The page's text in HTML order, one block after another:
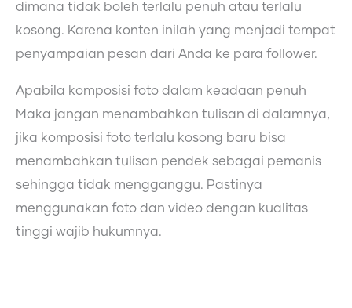
dimana tidak boleh terlalu penuh atau terlalu
kosong. Karena konten inilah yang menjadi tempat
penyampaian pesan dari Anda ke para follower.
Apabila komposisi foto dalam keadaan penuh
Maka jangan menambahkan tulisan di dalamnya,
jika komposisi foto terlalu kosong baru bisa
menambahkan tulisan pendek sebagai pemanis
sehingga tidak mengganggu. Pastinya
menggunakan foto dan video dengan kualitas
tinggi wajib hukumnya.